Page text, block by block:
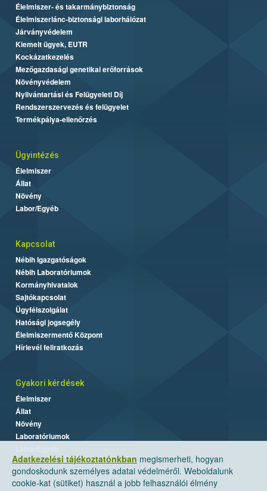
Adatkezelési tájékoztatónkban megismerheti, hogyan
gondoskodunk személyes adatai védelméről. Weboldalunk
cookie-kat (sütiket) használ a jobb felhasználói élmény
Élelmiszer- és takarmánybiztonság
Élelmiszerlánc-biztonsági laborhálózat
Járványvédelem
Kiemelt ügyek, EUTR
Kockázatkezelés
Mezőgazdasági genetikai erőforrások
Növényvédelem
Nyilvántartási és Felügyeleti Díj
Rendszerszervezés és felügyelet
Termékpálya-ellenőrzés
Ügyintézés
Élelmiszer
Állat
Növény
Labor/Egyéb
Kapcsolat
Nébih Igazgatóságok
Nébih Laboratóriumok
Kormányhivatalok
Sajtókapcsolat
Ügyfélszolgálat
Hatósági jogsegély
Élelmiszermentő Központ
Hírlevél feliratkozás
Gyakori kérdések
Élelmiszer
Állat
Növény
Laboratóriumok